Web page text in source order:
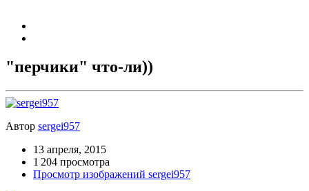
"перчики" что-ли))
Автор sergei957
13 апреля, 2015
1 204 просмотра
Просмотр изображений sergei957